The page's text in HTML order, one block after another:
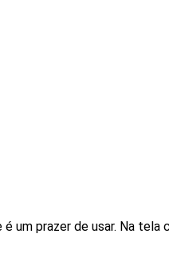
um prazer de usar. Na